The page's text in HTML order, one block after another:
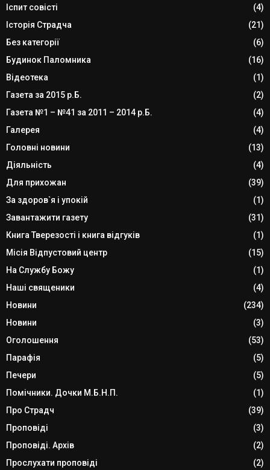
Іспит совісті
(4)
Історія Страдча
(21)
Без категорії
(6)
Будинок Паломника
(16)
Відеотека
(1)
Газета за 2015 р.Б.
(2)
Газета №1 – №41 за 2011 – 2014 р.Б.
(4)
Галерея
(4)
Головні новини
(13)
Діяльність
(4)
Для прихожан
(39)
За здоров`я і упокій
(1)
Завантажити газету
(31)
Книга Тверезості і книга відгуків
(1)
Місія Відпустовий центр
(15)
На Службу Божу
(1)
Наші священики
(4)
Новини
(234)
Новини
(3)
Оголошення
(53)
Парафія
(5)
Печери
(5)
Помічники. Дочки М.Б.Н.П.
(1)
Про Страдч
(39)
Проповіді
(3)
Проповіді. Архів
(2)
Прослухати проповіді
(2)